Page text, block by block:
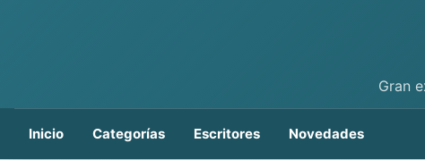
Gran
Inicio Categorías Escritores Novedades